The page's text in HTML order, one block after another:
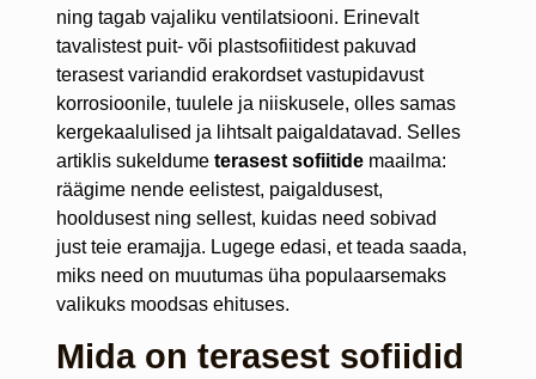
ning tagab vajaliku ventilatsiooni. Erinevalt
tavalistest puit- või plastsofiitidest pakuvad
terasest variandid erakordset vastupidavust
korrosioonile, tuulele ja niiskusele, olles samas
kergekaalulised ja lihtsalt paigaldatavad. Selles
artiklis sukeldume terasest sofiitidemaailma:
räägime nende eelistest, paigaldusest,
hooldusest ning sellest, kuidas need sobivad
just teie eramajja. Lugege edasi, et teada saada,
miks need on muutumas üha populaarsemaks
valikuks moodsas ehituses.
Mida on terasest sofiidid